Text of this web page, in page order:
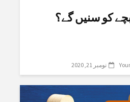
کو سنیں گے؟
نومبر 21, 2020